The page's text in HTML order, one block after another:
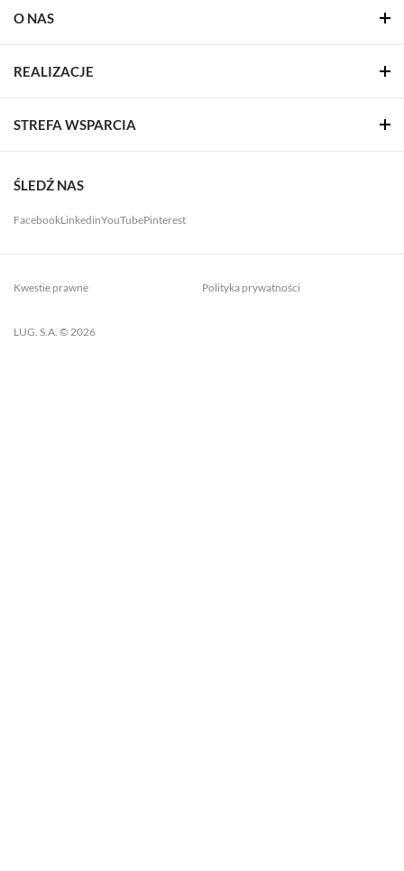
O NAS
REALIZACJE
STREFA WSPARCIA
ŚLEDŹ NAS
FacebookLinkedinYouTubePinterest
LUG. S.A. © 2026
Kwestie prawne Polityka prywatności